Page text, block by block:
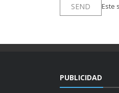
Este
PUBLICIDAD